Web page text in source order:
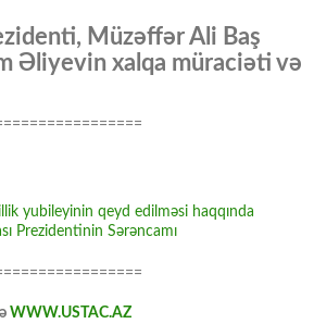
Müzəffər Ali Baş
Əliyevin xalqa müraciəti və
yubileyinin qeyd edilməsi haqqında
Prezidentinin Sərəncamı
WWW.USTAC.AZ